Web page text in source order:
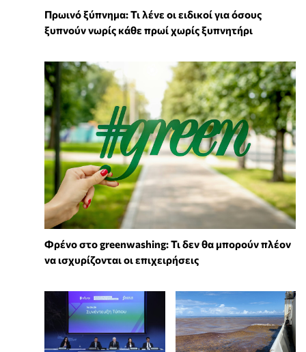
Πρωινό ξύπνημα: Τι λένε οι ειδικοί για όσους
ξυπνούν νωρίς κάθε πρωί χωρίς ξυπνητήρι
Φρένο στο greenwashing: Τι δεν θα μπορούν πλέον
να ισχυρίζονται οι επιχειρήσεις